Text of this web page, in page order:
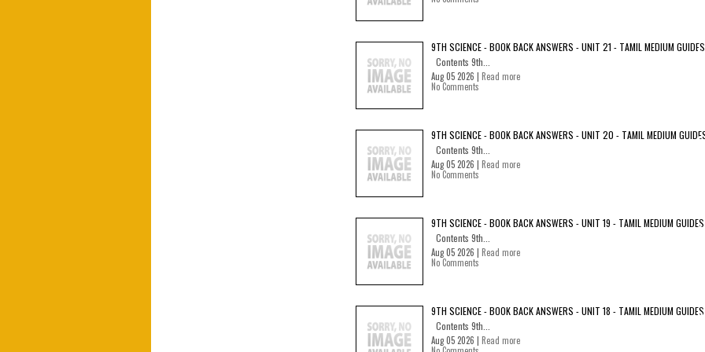
9TH SCIENCE - BOOK BACK ANSWERS - UNIT 21 - TAMIL MEDIUM GUIDES
Contents 9th...
Aug 05 2026 | Read more
No Comments
9TH SCIENCE - BOOK BACK ANSWERS - UNIT 20 - TAMIL MEDIUM
Contents 9th...
Aug 05 2026 | Read more
No Comments
9TH SCIENCE - BOOK BACK ANSWERS - UNIT 19 - TAMIL MEDIUM GUIDES
Contents 9th...
Aug 05 2026 | Read more
No Comments
9TH SCIENCE - BOOK BACK ANSWERS - UNIT 18 - TAMIL MEDIUM GUIDES
Contents 9th...
Aug 05 2026 | Read more